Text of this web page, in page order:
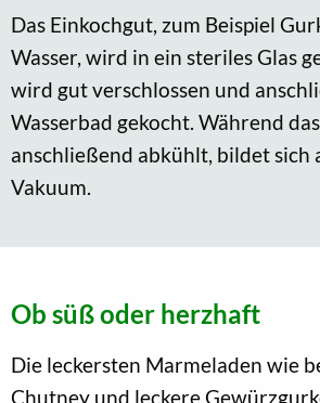
Das Einkochgut, zum Beispiel
Wasser, wird in ein steriles Glas
wird gut verschlossen und
Wasserbad gekocht. Während
anschließend abkühlt, bildet sich
Vakuum.
Ob süß oder herzhaft
Die leckersten Marmeladen wie
Chutney und leckere